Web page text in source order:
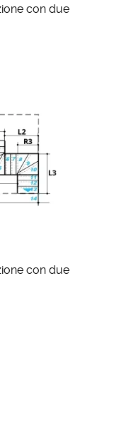
con due
con due